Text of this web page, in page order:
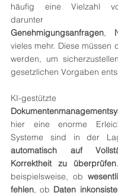
häufig eine Vielzahl
Genehmigungsanfragen,
vieles mehr. Diese müssen
werden, um
gesetzlichen Vorgaben
hier eine enorme
Systeme sind in der
automatisch auf
Korrektheit zu überprüfen
beispielsweise, ob
fehlen, ob Daten